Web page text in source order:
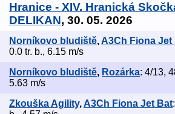
Hranice - XIV. Hranická
DELIKAN, 30. 05. 2026
Norníkovo bludiště,A3Ch Fiona Jet
0.0 tr. b., 6.15 m/s
Norníkovo bludiště, Rozárka: 4/13,
5.63 m/s
Zkouška Agility,A3Ch Fiona Jet Bat